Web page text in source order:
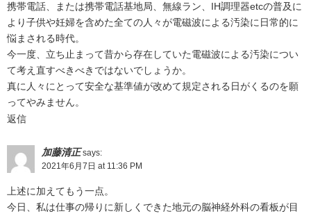
携帯電話、または携帯電話基地局、無線ラン、IH調理器etcの普及に
より子供や妊婦を含めた全ての人々が電磁波による汚染に日常的に
悩まされる時代。
今一度、立ち止まって昔から存在していた電磁波による汚染につい
て考え直すべきべきではないでしょうか。
真に人々にとって安全な基準値が改めて規定される日がくるのを願
ってやみません。
返信
加藤清正 says:
2021年6月7日 at 11:36 PM
上述に加えてもう一点。
今日、私は仕事の帰りに新しくできた地元の脳神経外科の看板が目